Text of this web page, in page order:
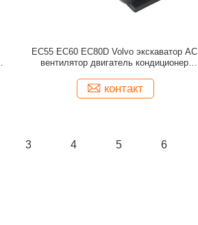
EC55 EC60 EC80D Volvo экскаватор AC
вентилятор двигатель кондиционер
контакт
3 4 5 6